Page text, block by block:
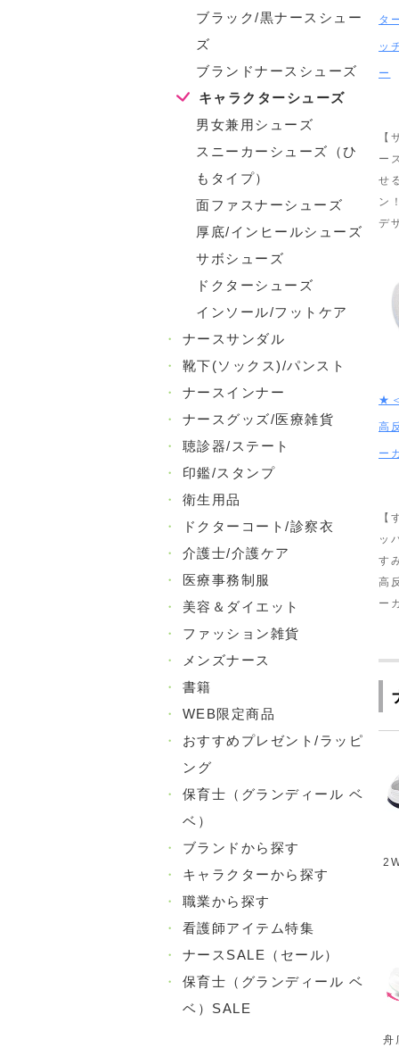
ブラック/黒ナースシュー
ズ
ブランドナースシューズ
キャラクターシューズ
男女兼用シューズ
スニーカーシューズ（ひ
もタイプ）
面ファスナーシューズ
厚底/インヒールシューズ
サボシューズ
ドクターシューズ
インソール/フットケア
・
ナースサンダル
・
靴下(ソックス)/パンスト
・
ナースインナー
・
ナースグッズ/医療雑貨
・
聴診器/ステート
・
印鑑/スタンプ
・
衛生用品
・
ドクターコート/診察衣
・
介護士/介護ケア
・
医療事務制服
・
美容＆ダイエット
・
ファッション雑貨
・
メンズナース
・
書籍
・
WEB限定商品
・
おすすめプレゼント/ラッピ
ング
・
保育士（グランディール ベ
ベ）
・
ブランドから探す
・
キャラクターから探す
・
職業から探す
・
看護師アイテム特集
・
ナースSALE（セール）
・
保育士（グランディール ベ
ベ）SALE
タ
ッ
ー
【
ー
せ
ン
デ
★
高
ー
【
ッ
す
高
ー
舟